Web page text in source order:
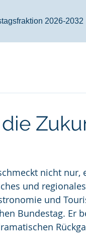
2026-2032
nicht nur,
und
und
Bundestag. Er